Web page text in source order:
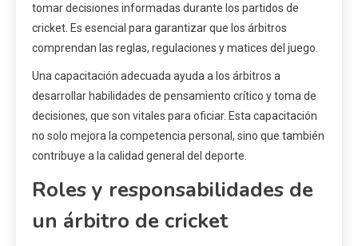
tomar decisiones informadas durante los partidos de
cricket. Es esencial para garantizar que los árbitros
comprendan las reglas, regulaciones y matices del juego.
Una capacitación adecuada ayuda a los árbitros a
desarrollar habilidades de pensamiento crítico y toma de
decisiones, que son vitales para oficiar. Esta capacitación
no solo mejora la competencia personal, sino que también
contribuye a la calidad general del deporte.
Roles y responsabilidades de
un árbitro de cricket